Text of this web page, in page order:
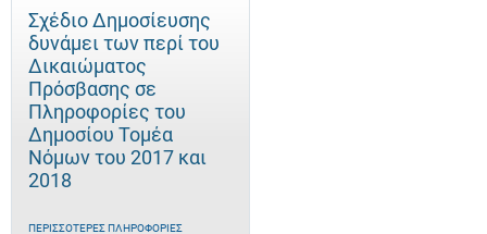
Σχέδιο Δημοσίευσης
δυνάμει των περί του
Δικαιώματος
Πρόσβασης σε
Πληροφορίες του
Δημοσίου Τομέα
Νόμων του 2017 και
2018
ΠΕΡΙΣΣΌΤΕΡΕΣ ΠΛΗΡΟΦΟΡΊΕΣ